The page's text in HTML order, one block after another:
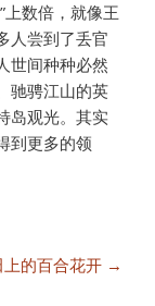
上数倍，就像王
人尝到了丢官
世间种种必然
驰骋江山的英
岛观光。其实
到更多的领
上的百合花开 →